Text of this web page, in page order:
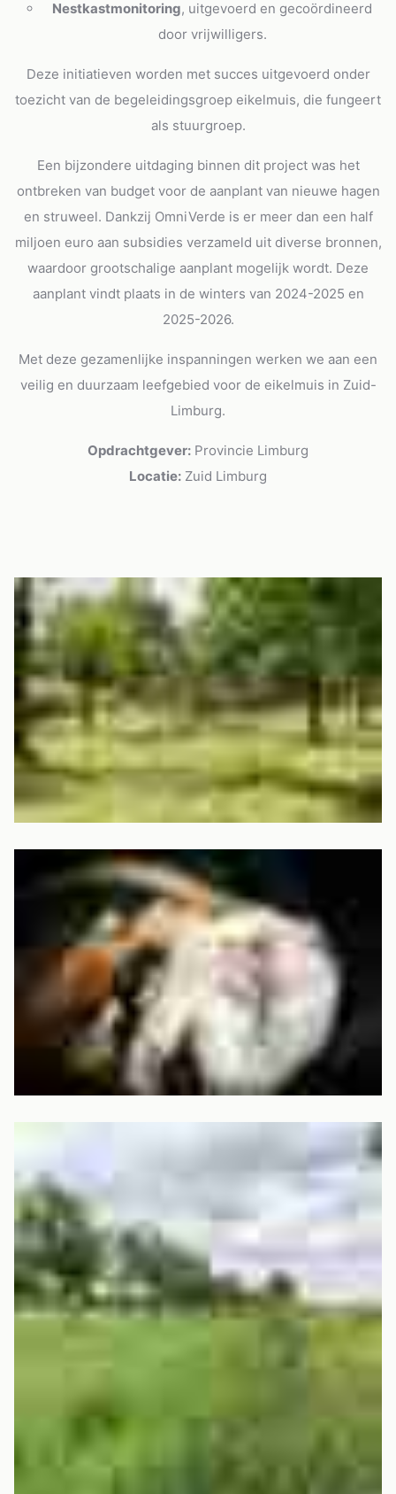
Nestkastmonitoring, uitgevoerd en gecoördineerd
door vrijwilligers.
Deze initiatieven worden met succes uitgevoerd onder
toezicht van de begeleidingsgroep eikelmuis, die fungeert
als stuurgroep.
Een bijzondere uitdaging binnen dit project was het
ontbreken van budget voor de aanplant van nieuwe hagen
en struweel. Dankzij OmniVerde is er meer dan een half
miljoen euro aan subsidies verzameld uit diverse bronnen,
waardoor grootschalige aanplant mogelijk wordt. Deze
aanplant vindt plaats in de winters van 2024-2025 en
2025-2026.
Met deze gezamenlijke inspanningen werken we aan een
veilig en duurzaam leefgebied voor de eikelmuis in Zuid-
Limburg.
Opdrachtgever: Provincie Limburg
Locatie: Zuid Limburg